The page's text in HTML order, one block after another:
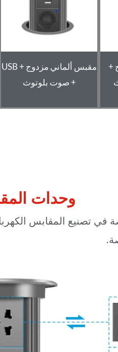
+
مقبس ألماني مزدوج + USB
+ صوت بلوتوث
وحدات
تصنيع المقابس